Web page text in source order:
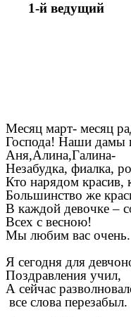
1-й ведущий
Месяц март- месяц
Господа! Наши дамы
Аня,Алина,Галина-
Незабудка, фиалка,
Кто нарядом красив,
Большинство же
В каждой девочке –
Всех с весною!
Мы любим вас очень.
Я сегодня для
Поздравления учил,
А сейчас
все слова перезабыл.